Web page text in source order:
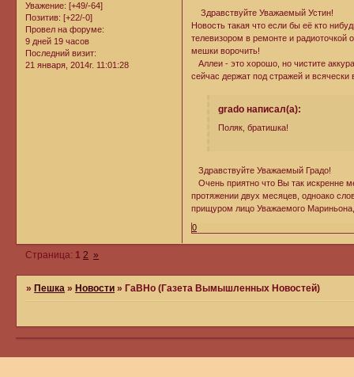
Уважение: [+49/-64]
Позитив: [+22/-0]
Провел на форуме:
9 дней 19 часов
Последний визит:
21 января, 2014г. 11:01:28
Здравствуйте Уважаемый Устин!
Новость такая что если бы её кто
телевизором в ремонте и радиоточкой
мешки ворочить!
Аллеи - это хорошо, но чистите
сейчас держат под стражей и
grado написал(а):
Поляк, братишка!
Здравствуйте Уважаемый Градо!
Очень приятно что Вы так искренне
протяжении двух месяцев, одноако
прищуром лицо Уважаемого
0
Страница: 1 2 »
» Пешка » Новости » ГаВНо (Газета Вымышленных Новостей)